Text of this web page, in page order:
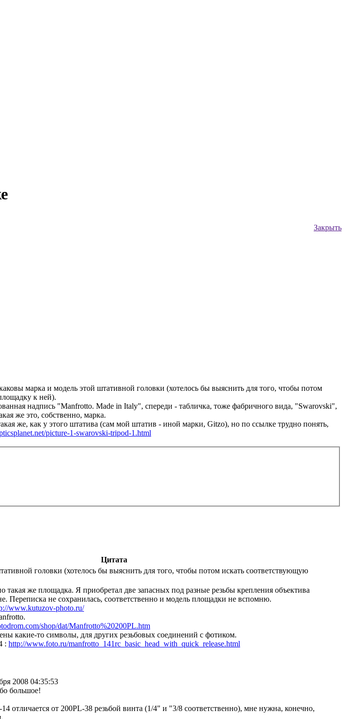
Закрыть
марка и модель этой штативной головки (хотелось бы выяснить для того, чтобы потом
к ней).
надпись "Manfrotto. Made in Italy", спереди - табличка, тоже фабричного вида, "Swarovski",
же это, собственно, марка.
же, как у этого штатива (сам мой штатив - иной марки, Gitzo), но по ссылке трудно понять,
picture-1-swarovski-tripod-1.html
Цитата
головки (хотелось бы выяснить для того, чтобы потом искать соответствующую
такая же площадка. Я приобретал две запасных под разные резьбы крепления объектива
Переписка не сохранилась, соответственно и модель площадки не вспомню.
www.kutuzov-photo.ru/
shop/dat/Manfrotto%20200PL.htm
какие-то символы, для других резьбовых соединений с фотиком.
: http://www.foto.ru/manfrotto_141rc_basic_head_with_quick_release.html
2008 04:35:53
большое!
отличается от 200PL-38 резьбой винта (1/4" и "3/8 соответственно), мне нужна, конечно,